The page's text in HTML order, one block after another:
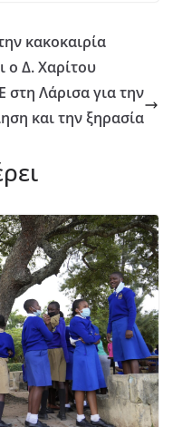
κακοκαιρία
ο Δ. Χαρίτου
στη Λάρισα για την
και την ξηρασία